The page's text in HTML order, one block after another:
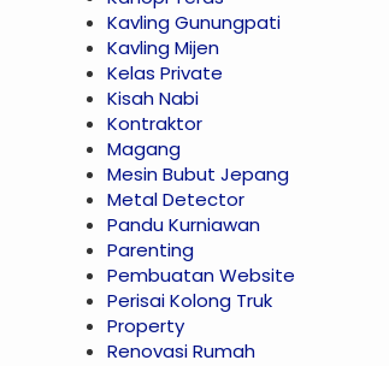
Kavling Gunungpati
Kavling Mijen
Kelas Private
Kisah Nabi
Kontraktor
Magang
Mesin Bubut Jepang
Metal Detector
Pandu Kurniawan
Parenting
Pembuatan Website
Perisai Kolong Truk
Property
Renovasi Rumah